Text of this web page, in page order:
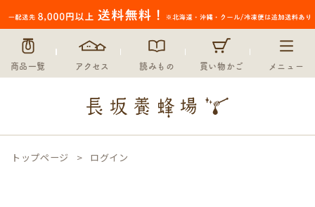
商品一覧 アクセス 読みもの 買い物かご メニュー
トップページ ログイン